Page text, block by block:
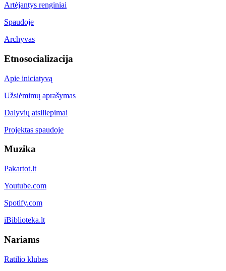
Artėjantys renginiai
Spaudoje
Archyvas
Etnosocializacija
Apie iniciatyvą
Užsiėmimų aprašymas
Dalyvių atsiliepimai
Projektas spaudoje
Muzika
Pakartot.lt
Youtube.com
Spotify.com
iBiblioteka.lt
Nariams
Ratilio klubas